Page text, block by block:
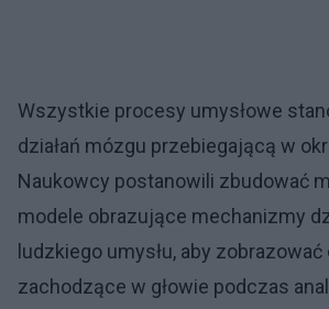
Wszystkie procesy umysłowe
działań mózgu przebiegającą w
Naukowcy postanowili zbudować
modele obrazujące mechanizmy
ludzkiego umysłu, aby
zachodzące w głowie podczas